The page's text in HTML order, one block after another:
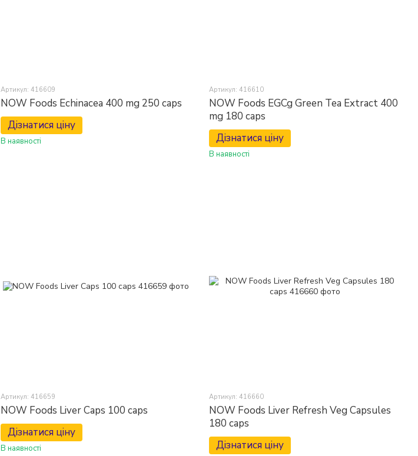
Артикул: 416609
NOW Foods Echinacea 400 mg 250 caps
Дізнатися ціну
В наявності
Артикул: 416610
NOW Foods EGCg Green Tea Extract 400
mg 180 caps
Дізнатися ціну
В наявності
Артикул: 416659
NOW Foods Liver Caps 100 caps
Дізнатися ціну
В наявності
Артикул: 416660
NOW Foods Liver Refresh Veg Capsules
180 caps
Дізнатися ціну